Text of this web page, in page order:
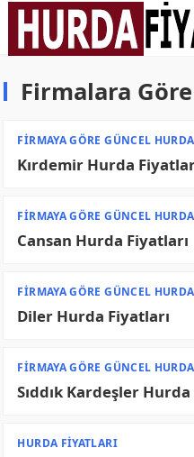
Firmalara
FIRMAYA GÖRE GÜNCEL
Kırdemir Hurda
FIRMAYA GÖRE GÜNCEL
Cansan Hurda Fiyatları
FIRMAYA GÖRE GÜNCEL
Diler Hurda Fiyatları
FIRMAYA GÖRE GÜNCEL
Sıddık Kardeşler
HURDA FIYATLARI